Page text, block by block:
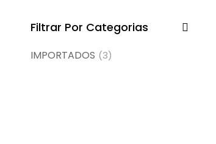
Filtrar Por Categorias
IMPORTADOS (3)